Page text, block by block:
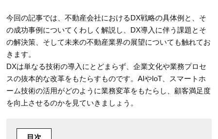
今回の記事では、不動産会社におけるDX戦略の具体例と、そ
の成功事例についてくわしく解説し、DX導入に伴う課題とそ
の解決策、そして未来の不動産業界の展望についても触れてお
きます。
DXは単なる技術の導入にとどまらず、企業文化や業務プロセ
スの抜本的な改革をもたらすものです。AIやIoT、スマートホ
ーム技術の活用がどのように業務変革をもたらし、顧客満足度
を向上させるのかを見ていきましょう。
目次